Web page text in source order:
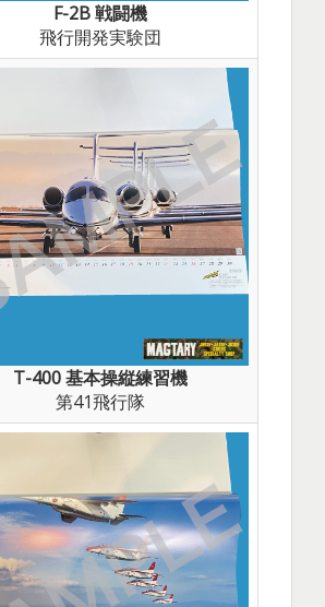
F-2B 戦闘機
飛行開発実験団
T-400 基本操縦練習機
第41飛行隊